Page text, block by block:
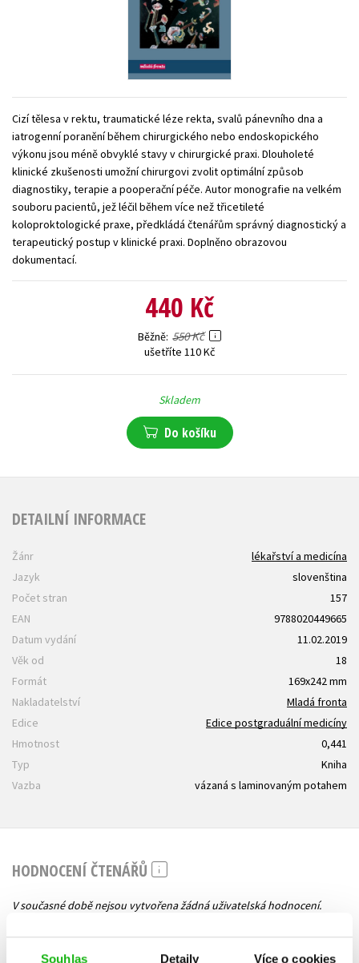
Souhlas Detaily Více o cookies
Zahraniční literatura
Všechny tituly
Cizí tělesa v rektu, traumatické léze rekta, svalů pánevního dna a
iatrogenní poranění během chirurgického nebo endoskopického
výkonu jsou méně obvyklé stavy v chirurgické praxi. Dlouholeté
klinické zkušenosti umožní chirurgovi zvolit optimální způsob
diagnostiky, terapie a pooperační péče. Autor monografie na velkém
souboru pacientů, jež léčil během více než třicetileté
koloproktologické praxe, předkládá čtenářům správný diagnostický a
terapeutický postup v klinické praxi. Doplněno obrazovou
dokumentací.
440 Kč
Běžně 550 Kč
ušetříte 110 Kč
Skladem
Do košíku
DETAILNÍ INFORMACE
Žánr
lékařství a medicína
Jazyk
slovenština
Počet stran
157
EAN
9788020449665
Datum vydání
11.02.2019
Věk od
18
Formát
169x242 mm
Nakladatelství
Mladá fronta
Edice
Edice postgraduální medicíny
Hmotnost
0,441
Typ
Kniha
Vazba
vázaná s laminovaným potahem
HODNOCENÍ ČTENÁŘŮ
V současné době nejsou vytvořena žádná uživatelská hodnocení.
Vaše hodnocení